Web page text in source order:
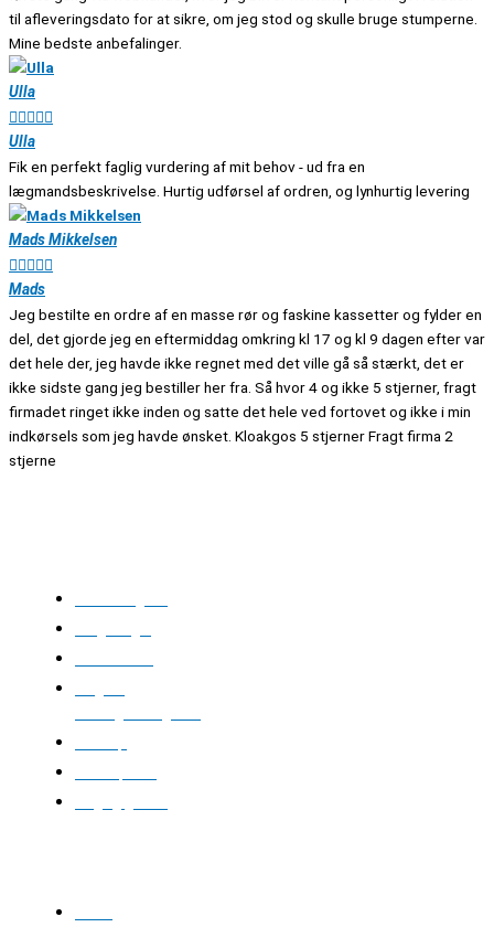
til afleveringsdato for at sikre, om jeg stod og skulle bruge stumperne.
Mine bedste anbefalinger.
Ulla

Ulla
Fik en perfekt faglig vurdering af mit behov - ud fra en
lægmandsbeskrivelse. Hurtig udførsel af ordren, og lynhurtig levering
Mads Mikkelsen

Mads
Jeg bestilte en ordre af en masse rør og faskine kassetter og fylder en
del, det gjorde jeg en eftermiddag omkring kl 17 og kl 9 dagen efter var
det hele der, jeg havde ikke regnet med det ville gå så stærkt, det er
ikke sidste gang jeg bestiller her fra. Så hvor 4 og ikke 5 stjerner, fragt
firmadet ringet ikke inden og satte det hele ved fortovet og ikke i min
indkørsels som jeg havde ønsket. Kloakgos 5 stjerner Fragt firma 2
stjerne